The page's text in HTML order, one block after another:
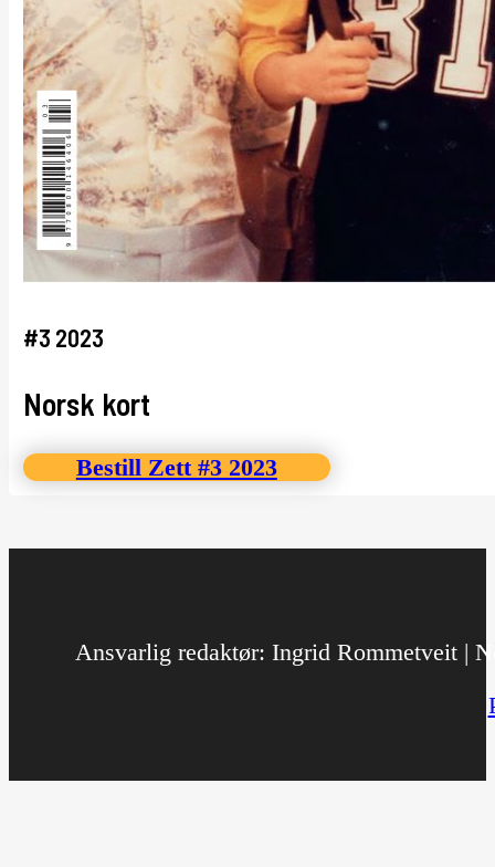
#3 2023
Norsk kort
Bestill Zett #3 2023
Ansvarlig redaktør: Ingrid Rommetveit |